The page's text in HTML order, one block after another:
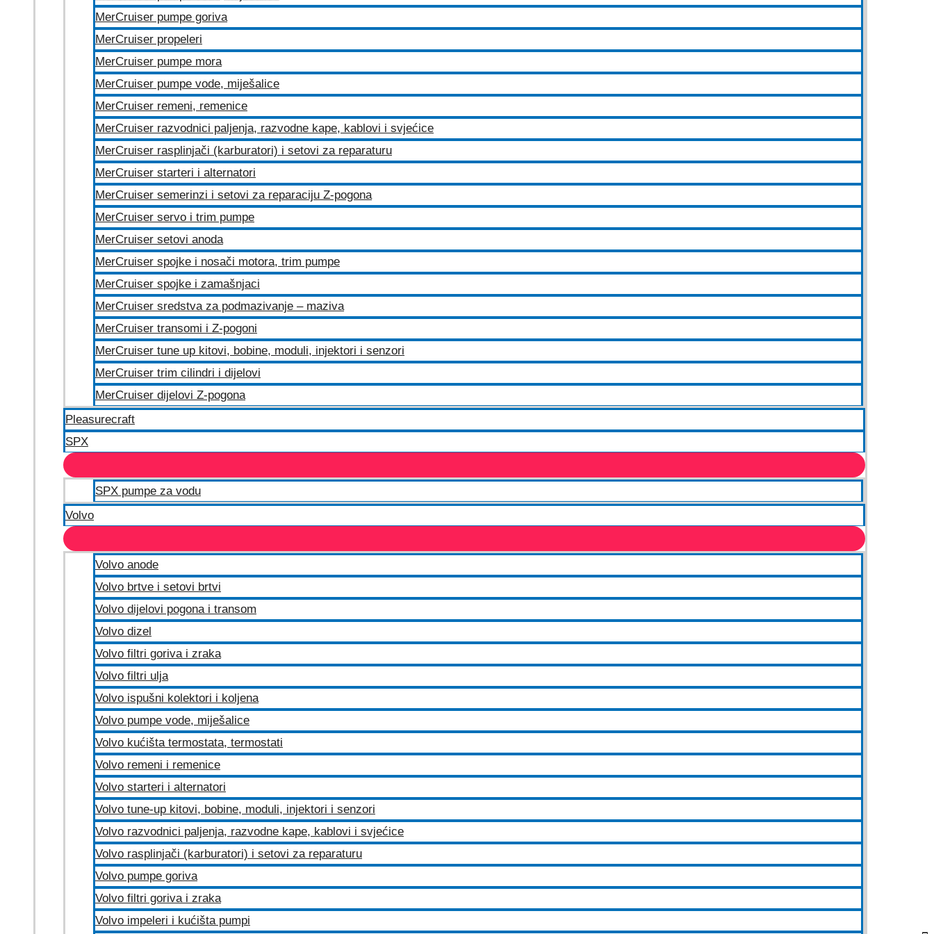
MerCruiser pumpe goriva
MerCruiser propeleri
MerCruiser pumpe mora
MerCruiser pumpe vode, miješalice
MerCruiser remeni, remenice
MerCruiser razvodnici paljenja, razvodne kape, kablovi i svjećice
MerCruiser rasplinjači (karburatori) i setovi za reparaturu
MerCruiser starteri i alternatori
MerCruiser semerinzi i setovi za reparaciju Z-pogona
MerCruiser servo i trim pumpe
MerCruiser setovi anoda
MerCruiser spojke i nosači motora, trim pumpe
MerCruiser spojke i zamašnjaci
MerCruiser sredstva za podmazivanje – maziva
MerCruiser transomi i Z-pogoni
MerCruiser tune up kitovi, bobine, moduli, injektori i senzori
MerCruiser trim cilindri i dijelovi
MerCruiser dijelovi Z-pogona
Pleasurecraft
SPX
SPX pumpe za vodu
Volvo
Volvo anode
Volvo brtve i setovi brtvi
Volvo dijelovi pogona i transom
Volvo dizel
Volvo filtri goriva i zraka
Volvo filtri ulja
Volvo ispušni kolektori i koljena
Volvo pumpe vode, miješalice
Volvo kućišta termostata, termostati
Volvo remeni i remenice
Volvo starteri i alternatori
Volvo tune-up kitovi, bobine, moduli, injektori i senzori
Volvo razvodnici paljenja, razvodne kape, kablovi i svjećice
Volvo rasplinjači (karburatori) i setovi za reparaturu
Volvo pumpe goriva
Volvo filtri goriva i zraka
Volvo impeleri i kućišta pumpi